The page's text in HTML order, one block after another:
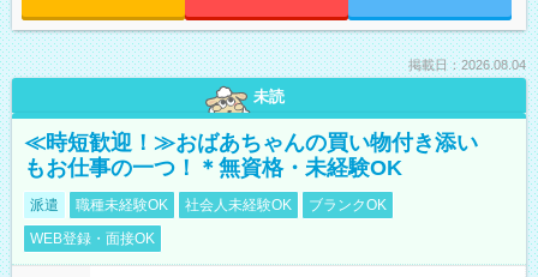
掲載日：2026.08.04
未読
≪時短歓迎！≫おばあちゃんの買い物付き添い
もお仕事の一つ！＊無資格・未経験OK
派遣 職種未経験OK 社会人未経験OK
ブランクOK
WEB登録・面接OK